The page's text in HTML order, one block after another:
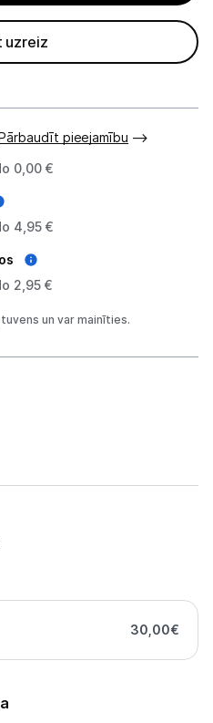
uzreiz
pieejamību
0,00 €
4,95 €
2,95 €
un var mainīties.
30,00€